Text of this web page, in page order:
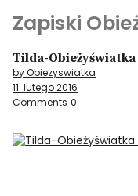
Zapiski
Podróże
Kultura i sztuka
Kątem oka
Tilda-
by Obiezyswiatka
11. lutego 2016
Comments 0